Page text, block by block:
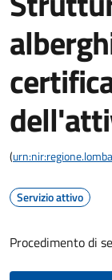
(
Servizio attivo
Procedimento di